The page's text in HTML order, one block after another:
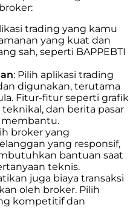
trading yang kamu
yang kuat dan
sah, seperti BAPPEBTI
: Pilih aplikasi trading
digunakan, terutama
Fitur-fitur seperti grafik
teknikal, dan berita pasar
broker yang
yang responsif,
bantuan saat
teknis.
juga biaya transaksi
oleh broker. Pilih
kompetitif dan